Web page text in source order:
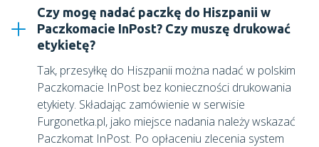
Czy mogę nadać paczkę do Hiszpanii w
Paczkomacie InPost? Czy muszę drukować
etykietę?
Tak, przesyłkę do Hiszpanii można nadać w polskim
Paczkomacie InPost bez konieczności drukowania
etykiety. Składając zamówienie w serwisie
Furgonetka.pl, jako miejsce nadania należy wskazać
Paczkomat InPost. Po opłaceniu zlecenia system